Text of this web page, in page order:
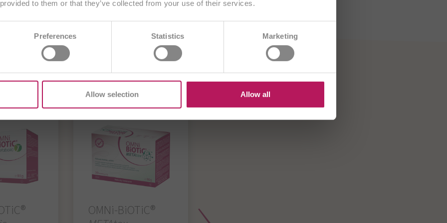
to them or that they’ve collected from your use of their services.
Preferences Statistics Marketing
Allow selection Allow all
OMNi-BiOTiC®
Zvoliť inú krajinu
BA BE/FR
CH/FR
CZ EU FR
HR
IT ME PL RO SI TR US